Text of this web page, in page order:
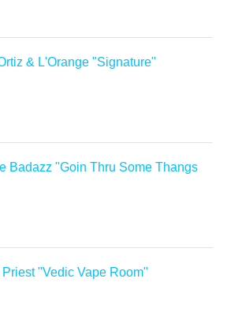
& L'Orange "Signature"
Badazz "Goin Thru Some Thangs
"Vedic Vape Room"